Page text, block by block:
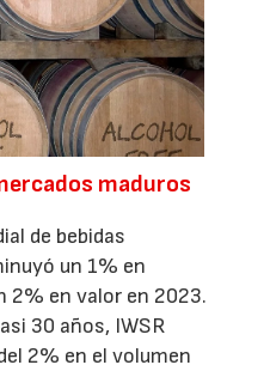
maduros
de bebidas
un 1% en
2% en valor en 2023.
30 años, IWSR
2% en el volumen